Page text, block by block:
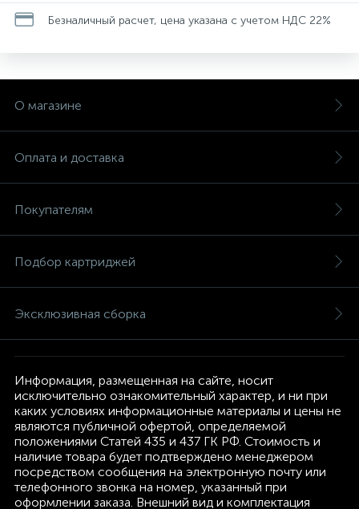
Безналичный расчет, цена указана с учетом НДС 22%
О магазине
Оплата и доставка
Покупателям
Подбор картриджей
Эксклюзивная сборка
Информация, размещенная на сайте, носит
исключительно ознакомительный характер, и ни при
каких условиях информационные материалы и цены не
являются публичной офертой, определяемой
положениями Статей 435 и 437 ГК РФ. Стоимость и
наличие товара будет подтверждено менеджером
посредством сообщения на электронную почту или
телефонного звонка на номер, указанный при
оформлении заказа. Внешний вид и комплектация